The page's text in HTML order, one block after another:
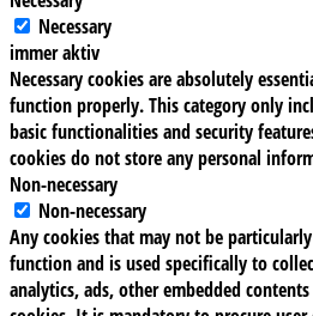
Necessary
immer aktiv
Necessary cookies are absolutely
function properly. This category only
basic functionalities and security
cookies do not store any personal
Non-necessary
Non-necessary
Any cookies that may not be
function and is used specifically to
analytics, ads, other embedded